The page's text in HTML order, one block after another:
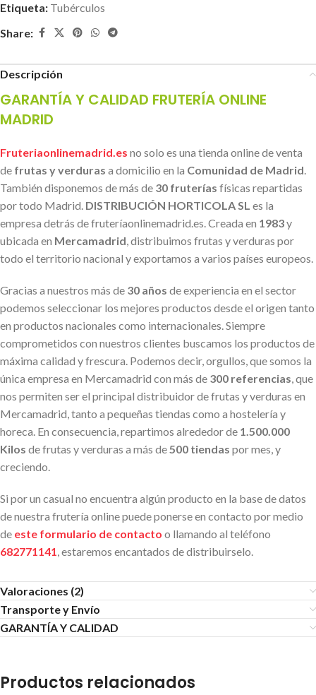
Etiqueta: Tubérculos
Share:
Descripción
GARANTÍA Y CALIDAD FRUTERÍA ONLINE
MADRID
Fruteriaonlinemadrid.es no solo es una tienda online de venta
de frutas y verduras a domicilio en la Comunidad de Madrid.
También disponemos de más de 30 fruterías físicas repartidas
por todo Madrid. DISTRIBUCIÓN HORTICOLA SL es la
empresa detrás de fruteríaonlinemadrid.es. Creada en 1983y
ubicada en Mercamadrid, distribuimos frutas y verduras por
todo el territorio nacional y exportamos a varios países europeos.
Gracias a nuestros más de 30 años de experiencia en el sector
podemos seleccionar los mejores productos desde el origen tanto
en productos nacionales como internacionales. Siempre
comprometidos con nuestros clientes buscamos los productos de
máxima calidad y frescura. Podemos decir, orgullos, que somos la
única empresa en Mercamadrid con más de 300 referencias, que
nos permiten ser el principal distribuidor de frutas y verduras en
Mercamadrid, tanto a pequeñas tiendas como a hostelería y
horeca. En consecuencia, repartimos alrededor de 1.500.000
Kilos de frutas y verduras a más de500 tiendas por mes, y
creciendo.
Si por un casual no encuentra algún producto en la base de datos
de nuestra frutería online puede ponerse en contacto por medio
de este formulario de contacto o llamando al teléfono
682771141, estaremos encantados de distribuirselo.
Valoraciones (2)
Transporte y Envío
GARANTÍA Y CALIDAD
Productos relacionados